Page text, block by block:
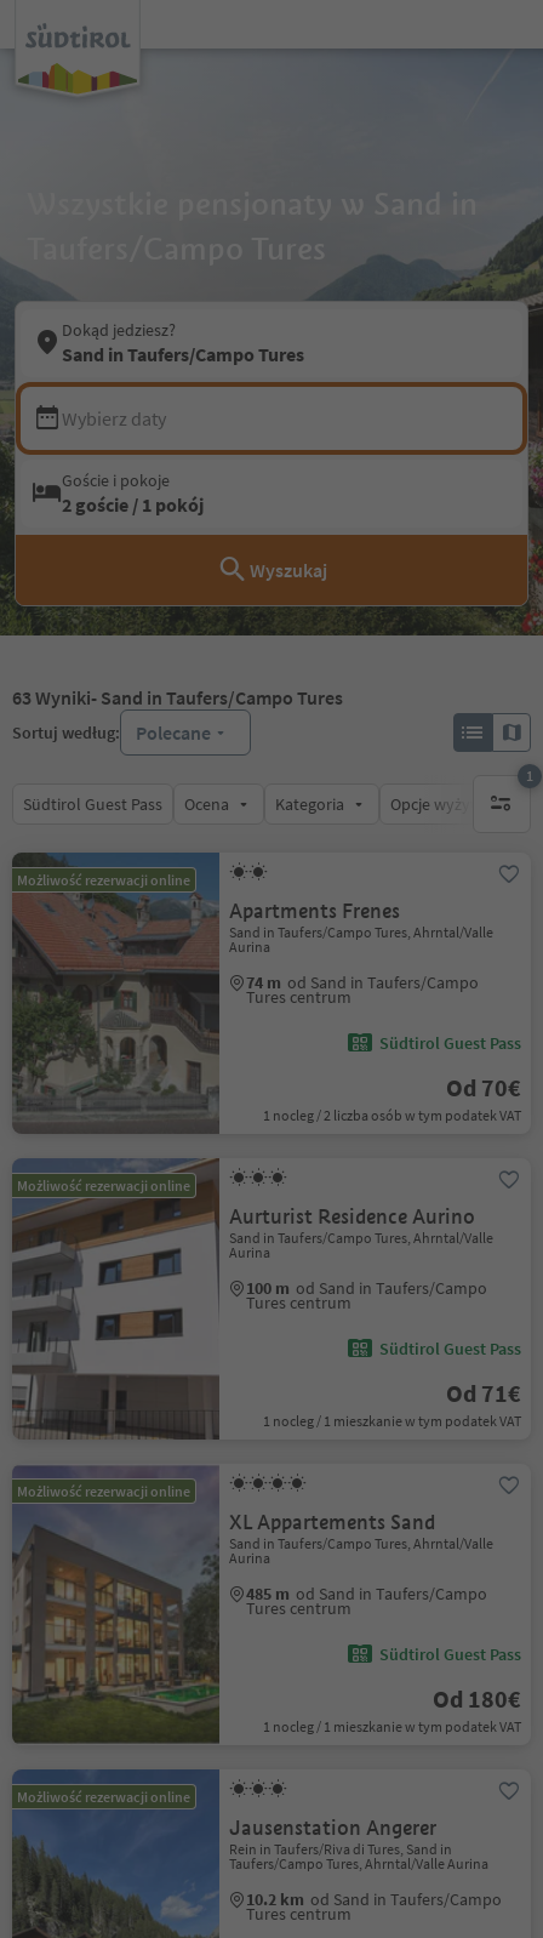
Dokąd jedziesz?
Sand in Taufers/Campo Tures
Wybierz daty
Goście i pokoje
2 goście / 1 pokój
Wyszukaj
63 Wyniki- Sand in Taufers/Campo Tures
Sortuj według: Polecane
Südtirol Guest Pass Ocena Kategoria Opcje wyżywienia
1
1
Możliwość rezerwacji online
Apartments Frenes
Sand in Taufers/Campo Tures, Ahrntal/Valle
Aurina
74 m od Sand in Taufers/Campo
Tures centrum
Südtirol Guest Pass
Od 70€
1 nocleg / 2 liczba osób w tym podatek VAT
Możliwość rezerwacji online
Aurturist Residence Aurino
Sand in Taufers/Campo Tures, Ahrntal/Valle
Aurina
100 m od Sand in Taufers/Campo
Tures centrum
Südtirol Guest Pass
Od 71€
1 nocleg / 1 mieszkanie w tym podatek VAT
Możliwość rezerwacji online
XL Appartements Sand
Sand in Taufers/Campo Tures, Ahrntal/Valle
Aurina
485 m od Sand in Taufers/Campo
Tures centrum
Südtirol Guest Pass
Od 180€
1 nocleg / 1 mieszkanie w tym podatek VAT
Możliwość rezerwacji online
Jausenstation Angerer
Rein in Taufers/Riva di Tures, Sand in
Taufers/Campo Tures, Ahrntal/Valle Aurina
10.2 km od Sand in Taufers/Campo
Tures centrum